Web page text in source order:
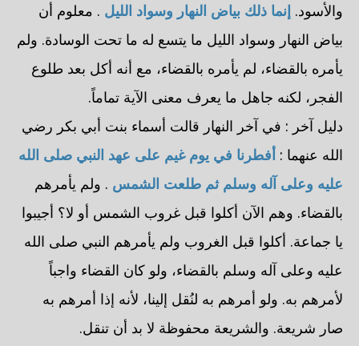
والأسود. إنما ذلك بياض النهار وسواد الليل . معلوم أن
بياض النهار وسواد الليل ما يتسع له ما تحت الوسادة. ولم
يأمره بالقضاء، لم يأمره بالقضاء، مع أنه أكل بعد طلوع
الفجر، لكنه جاهل ما يعرف معنى الآية تماماً.
دليل آخر : في آخر النهار قالت أسماء بنت أبي بكر رضي
الله عنهما : أفطرنا في يوم غيم على عهد النبي صلى الله
عليه وعلى آله وسلم ثم طلعت الشمس . ولم يأمرهم
بالقضاء. وهم الآن أكلوا قبل غروب الشمس أو لا؟ أجيبوا
يا جماعة. أكلوا قبل الغروب ولم يأمرهم النبي صلى الله
عليه وعلى آله وسلم بالقضاء، ولو كان القضاء واجباً
لأمرهم به. ولو أمرهم به لنُقل إلينا، لأنه إذا أمرهم به
صار شريعة. والشريعة محفوظة لا بد أن تنقل.